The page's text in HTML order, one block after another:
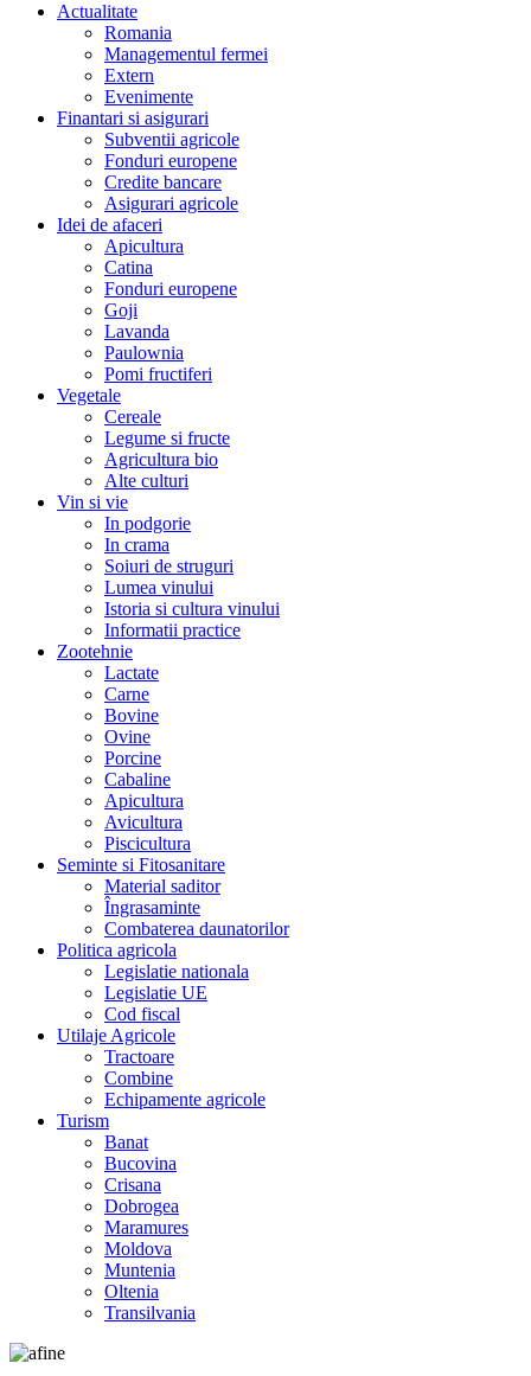
Actualitate
Romania
Managementul fermei
Extern
Evenimente
Finantari si asigurari
Subventii agricole
Fonduri europene
Credite bancare
Asigurari agricole
Idei de afaceri
Apicultura
Catina
Fonduri europene
Goji
Lavanda
Paulownia
Pomi fructiferi
Vegetale
Cereale
Legume si fructe
Agricultura bio
Alte culturi
Vin si vie
In podgorie
In crama
Soiuri de struguri
Lumea vinului
Istoria si cultura vinului
Informatii practice
Zootehnie
Lactate
Carne
Bovine
Ovine
Porcine
Cabaline
Apicultura
Avicultura
Piscicultura
Seminte si Fitosanitare
Material saditor
Îngrasaminte
Combaterea daunatorilor
Politica agricola
Legislatie nationala
Legislatie UE
Cod fiscal
Utilaje Agricole
Tractoare
Combine
Echipamente agricole
Turism
Banat
Bucovina
Crisana
Dobrogea
Maramures
Moldova
Muntenia
Oltenia
Transilvania